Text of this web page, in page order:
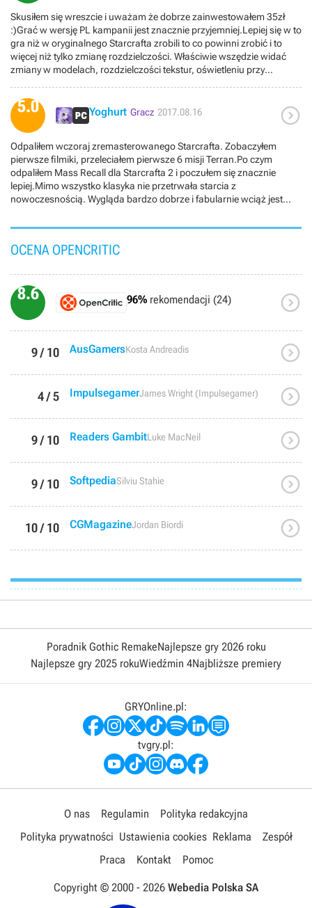
Skusiłem się wreszcie i uważam że dobrze zainwestowałem 35zł
:)Grać w wersję PL kampanii jest znacznie przyjemniej.Lepiej się w to
gra niż w oryginalnego Starcrafta zrobili to co powinni zrobić i to
więcej niż tylko zmianę rozdzielczości. Właściwie wszędzie widać
zmiany w modelach, rozdzielczości tekstur, oświetleniu przy
praca.Jedyne do czego się mogę przyczepić to animacje jednostek
są w jakichś niskich FPSach co na nich widać początkowo potem się
idzie przyzwyczaić.
5.0 Yoghurt Gracz 2017.08.16 
Odpaliłem wczoraj zremasterowanego Starcrafta. Zobaczyłem
pierwsze filmiki, przeleciałem pierwsze 6 misji Terran.Po czym
odpaliłem Mass Recall dla Starcrafta 2 i poczułem się znacznie
lepiej.Mimo wszystko klasyka nie przetrwała starcia z
nowoczesnością. Wygląda bardzo dobrze i fabularnie wciąż jest
przerywniki, oddziały, które gubią się na otwartej przestrzeni czy tak
jest coś, na co nie zwracałem uwagi 19 lat temu (wtedy za
wersji "Zerg" pod pachą i byłem dumny jak paw w okresie
godowym), ale dziś po godzinie miałem dosyć. Trochę mi przykro. I
pewnie tak samo odbiłbym się od zremasterowanego Diablo II, na
które, podobnie jak na SC, poświęciłem kawał młodości.Nie kupujcie
Starcrafta w wersji HD. Szok i przeskok jakościowy mogą was zabić.
OCENA OPENCRITIC
8.6 96% rekomendacji (24) 
9 / 10 AusGamersKosta Andreadis 
4 / 5 ImpulsegamerJames Wright (Impulsegamer) 
9 / 10 Readers GambitLuke MacNeil 
9 / 10 SoftpediaSilviu Stahie 
10 / 10 CGMagazineJordan Biordi 
Poradnik Gothic RemakeNajlepsze gry 2026 roku
Najlepsze gry 2025 rokuWiedźmin 4Najbliższe premiery
GRYOnline.pl:
tvgry.pl:
O nas Regulamin
Polityka redakcyjna
Polityka prywatności Ustawienia cookies Reklama
Zespół
Praca
Kontakt Pomoc
Copyright © 2000 - 2026 Webedia Polska SA